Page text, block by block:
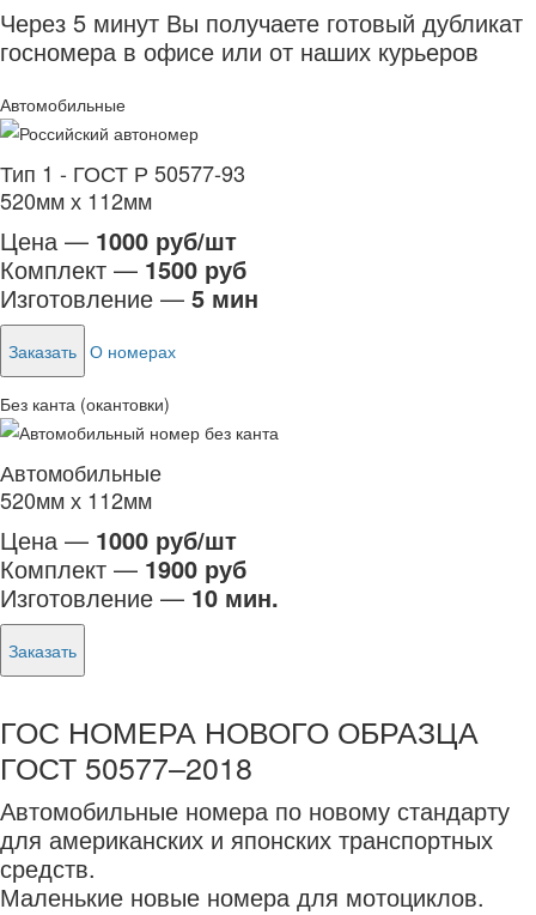
Через 5 минут Вы получаете готовый дубликат
госномера в офисе или от наших курьеров
Автомобильные
Тип 1 - ГОСТ Р 50577-93
520мм х 112мм
Цена — 1000 руб/шт
Комплект — 1500 руб
Изготовление — 5 мин
Заказать О номерах
Без канта (окантовки)
Автомобильные
520мм х 112мм
Цена — 1000 руб/шт
Комплект — 1900 руб
Изготовление — 10 мин.
Заказать
ГОС НОМЕРА НОВОГО ОБРАЗЦА
ГОСТ 50577–2018
Автомобильные номера по новому стандарту
для американских и японских транспортных
средств.
Маленькие новые номера для мотоциклов.